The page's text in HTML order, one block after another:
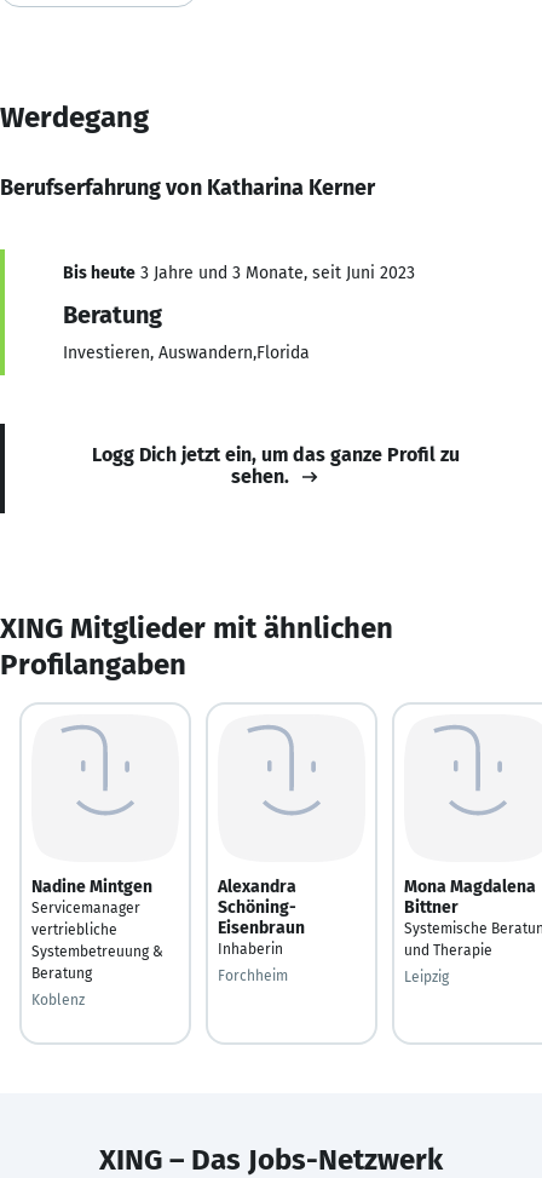
Werdegang
Berufserfahrung von Katharina Kerner
Bis heute 3 Jahre und 3 Monate, seit Juni 2023
Beratung
Investieren, Auswandern,Florida
Logg Dich jetzt ein, um das ganze Profil zu
sehen.
XING Mitglieder mit ähnlichen
Profilangaben
Nadine Mintgen
Servicemanager
vertriebliche
Systembetreuung &
Beratung
Koblenz
Alexandra
Schöning-
Eisenbraun
Inhaberin
Forchheim
Mona Magdalena
Bittner
Systemische
und Therapie
Leipzig
XING – Das Jobs-Netzwerk